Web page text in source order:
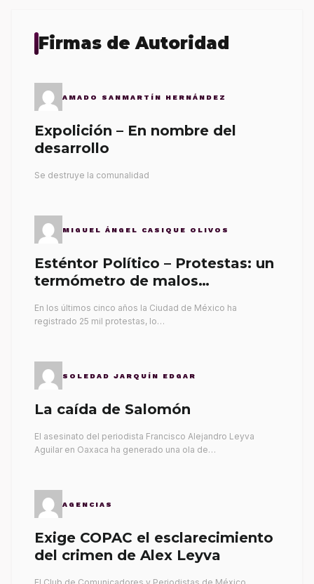
Firmas de Autoridad
AMADO SANMARTÍN HERNÁNDEZ
Expolición – En nombre del
desarrollo
Se destruye la comunalidad
MIGUEL ÁNGEL CASIQUE OLIVOS
Esténtor Político – Protestas: un
termómetro de malos
En los últimos cinco años la Ciudad de México ha
registrado 25 mil protestas, lo…
SOLEDAD JARQUÍN EDGAR
La caída de Salomón
El asesinato del periodista Francisco Alejandro Leyva
Aguilar en Oaxaca ha generado una ola de…
AGENCIAS
Exige COPAC el esclarecimiento
del crimen de Alex Leyva